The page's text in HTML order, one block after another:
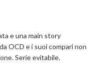
e una main story
OCD e i suoi compari non
Serie evitabile.